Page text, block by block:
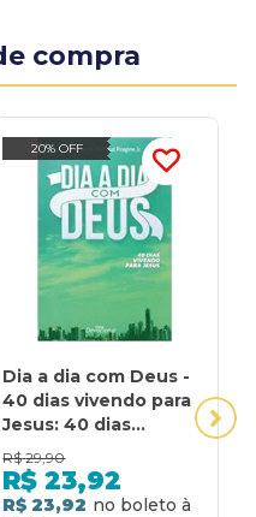
compra
20% OFF
Dia a dia com Deus -
40 dias vivendo para
Jesus: 40 dias
vivendo para Jesus
R$ 29,90
R$ 23,92
R$ 23,92